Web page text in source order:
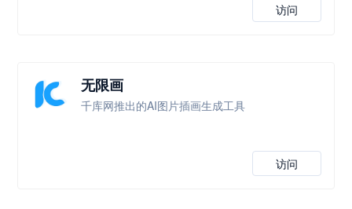
访问
无限画
千库网推出的AI图片插画生成工具
访问